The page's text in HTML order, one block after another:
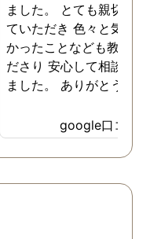
ました。 とても親切に
ていただき 色々と気付
かったことなども教えて
ださり 安心して相談が
ました。 ありがとうご
google口コミ